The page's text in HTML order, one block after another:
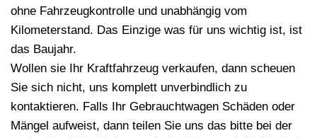
ohne Fahrzeugkontrolle und unabhängig vom
Kilometerstand. Das Einzige was für uns wichtig ist, ist
das Baujahr.
Wollen sie Ihr Kraftfahrzeug verkaufen, dann scheuen
Sie sich nicht, uns komplett unverbindlich zu
kontaktieren. Falls Ihr Gebrauchtwagen Schäden oder
Mängel aufweist, dann teilen Sie uns das bitte bei der